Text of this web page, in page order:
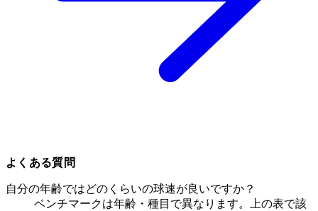
よくある質問
自分の年齢ではどのくらいの球速が良いですか？
ベンチマークは年齢・種目で異なります。上の表で該